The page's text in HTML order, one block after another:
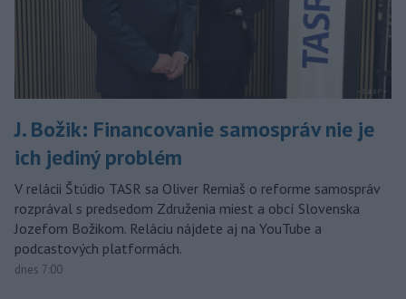
J. Božik: Financovanie samospráv nie je
ich jediný problém
V relácii Štúdio TASR sa Oliver Remiaš o reforme samospráv
rozprával s predsedom Združenia miest a obcí Slovenska
Jozefom Božikom. Reláciu nájdete aj na YouTube a
podcastových platformách.
dnes 7:00